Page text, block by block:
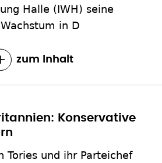
Halle (IWH) seine
in D
zum Inhalt
Konservative
Tories und ihr Parteichef